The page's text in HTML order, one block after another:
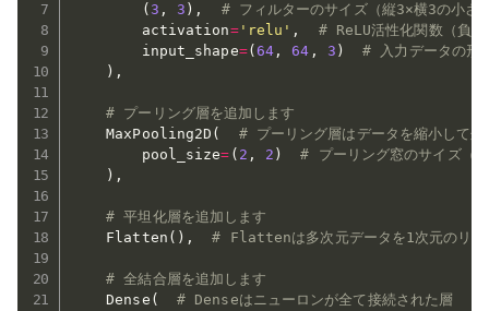
( 3 , 3 ) ,
# フィルターのサイズ（縦3×横3の小さ
        activation
='relu' ,
# ReLU活性化関数（負
        input_shape
=( 64 , 64 , 3 )
# 入力データの形
) ,
# プーリング層を追加します
    MaxPooling2D
(
# プーリング層はデータを縮小して処
        pool_size
= ( 2 , 2 )
# プーリング窓のサイズ（
) ,
# 平坦化層を追加します
    Flatten
( ) , # Flattenは多次元データを1次元のリス
# 全結合層を追加します
    Dense
(
# Denseはニューロンが全て接続された層